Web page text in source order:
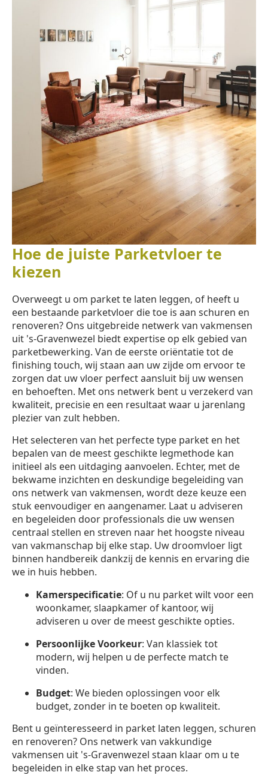
Hoe de juiste Parketvloer te
kiezen
Overweegt u om parket te laten leggen, of heeft u
een bestaande parketvloer die toe is aan schuren en
renoveren? Ons uitgebreide netwerk van vakmensen
uit 's-Gravenwezel biedt expertise op elk gebied van
parketbewerking. Van de eerste oriëntatie tot de
finishing touch, wij staan aan uw zijde om ervoor te
zorgen dat uw vloer perfect aansluit bij uw wensen
en behoeften. Met ons netwerk bent u verzekerd van
kwaliteit, precisie en een resultaat waar u jarenlang
plezier van zult hebben.
Het selecteren van het perfecte type parket en het
bepalen van de meest geschikte legmethode kan
initieel als een uitdaging aanvoelen. Echter, met de
bekwame inzichten en deskundige begeleiding van
ons netwerk van vakmensen, wordt deze keuze een
stuk eenvoudiger en aangenamer. Laat u adviseren
en begeleiden door professionals die uw wensen
centraal stellen en streven naar het hoogste niveau
van vakmanschap bij elke stap. Uw droomvloer ligt
binnen handbereik dankzij de kennis en ervaring die
we in huis hebben.
Kamerspecificatie: Of u nu parket wilt voor een
woonkamer, slaapkamer of kantoor, wij
adviseren u over de meest geschikte opties.
Persoonlijke Voorkeur: Van klassiek tot
modern, wij helpen u de perfecte match te
vinden.
Budget: We bieden oplossingen voor elk
budget, zonder in te boeten op kwaliteit.
Bent u geïnteresseerd in parket laten leggen, schuren
en renoveren? Ons netwerk van vakkundige
vakmensen uit 's-Gravenwezel staan klaar om u te
begeleiden in elke stap van het proces.